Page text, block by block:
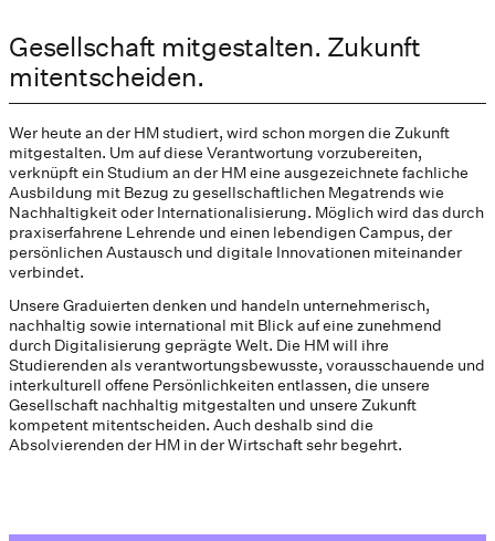
Gesellschaft mitgestalten. Zukunft
mitentscheiden.
Wer heute an der HM studiert, wird schon morgen die Zukunft
mitgestalten. Um auf diese Verantwortung vorzubereiten,
verknüpft ein Studium an der HM eine ausgezeichnete fachliche
Ausbildung mit Bezug zu gesellschaftlichen Megatrends wie
Nachhaltigkeit oder Internationalisierung. Möglich wird das durch
praxiserfahrene Lehrende und einen lebendigen Campus, der
persönlichen Austausch und digitale Innovationen miteinander
verbindet.
Unsere Graduierten denken und handeln unternehmerisch,
nachhaltig sowie international mit Blick auf eine zunehmend
durch Digitalisierung geprägte Welt. Die HM will ihre
Studierenden als verantwortungsbewusste, vorausschauende und
interkulturell offene Persönlichkeiten entlassen, die unsere
Gesellschaft nachhaltig mitgestalten und unsere Zukunft
kompetent mitentscheiden. Auch deshalb sind die
Absolvierenden der HM in der Wirtschaft sehr begehrt.